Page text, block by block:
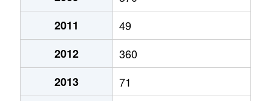
2011
49
2012
360
2013
71